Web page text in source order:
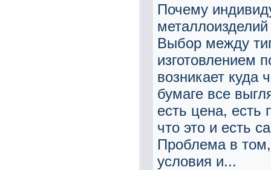
Почему
Выбор между
изготовлением
возникает куда
бумаге все
есть цена, есть
что это и есть
Проблема в
условия и...